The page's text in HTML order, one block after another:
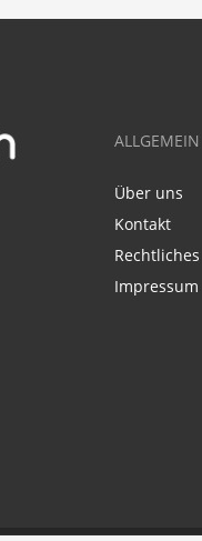
ALLGEMEIN
Über uns
Kontakt
Rechtliches
Impressum